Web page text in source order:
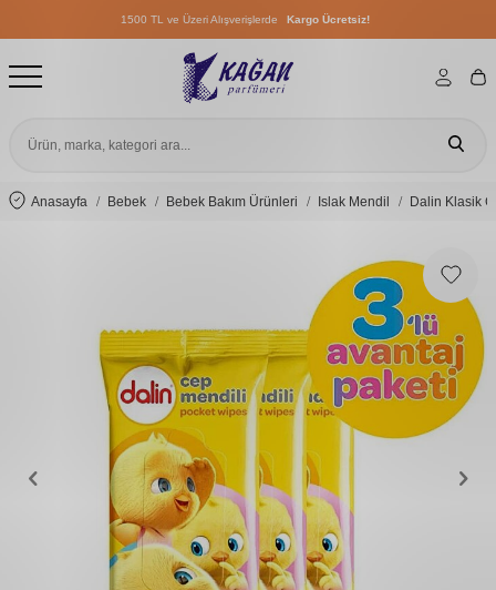
1500 TL ve Üzeri Alışverişlerde Kargo Ücretsiz!
1500 TL ve Üzeri Alışverişlerde
1500 TL ve Üzeri Alışverişlerde
Anasayfa Bebek Bebek Bakım Ürünleri Islak Mendil Dalin Klasik